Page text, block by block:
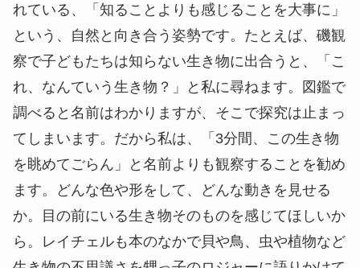
れている、「知ることよりも感じることを大事に」
という、自然と向き合う姿勢です。たとえば、磯観
察で子どもたちは知らない生き物に出合うと、「こ
れ、なんていう生き物？」と私に尋ねます。図鑑で
調べると名前はわかりますが、そこで探究は止まっ
てしまいます。だから私は、「3分間、この生き物
を眺めてごらん」と名前よりも観察することを勧め
ます。どんな色や形をして、どんな動きを見せる
か。目の前にいる生き物そのものを感じてほしいか
ら。レイチェルも本のなかで貝や鳥、虫や植物など